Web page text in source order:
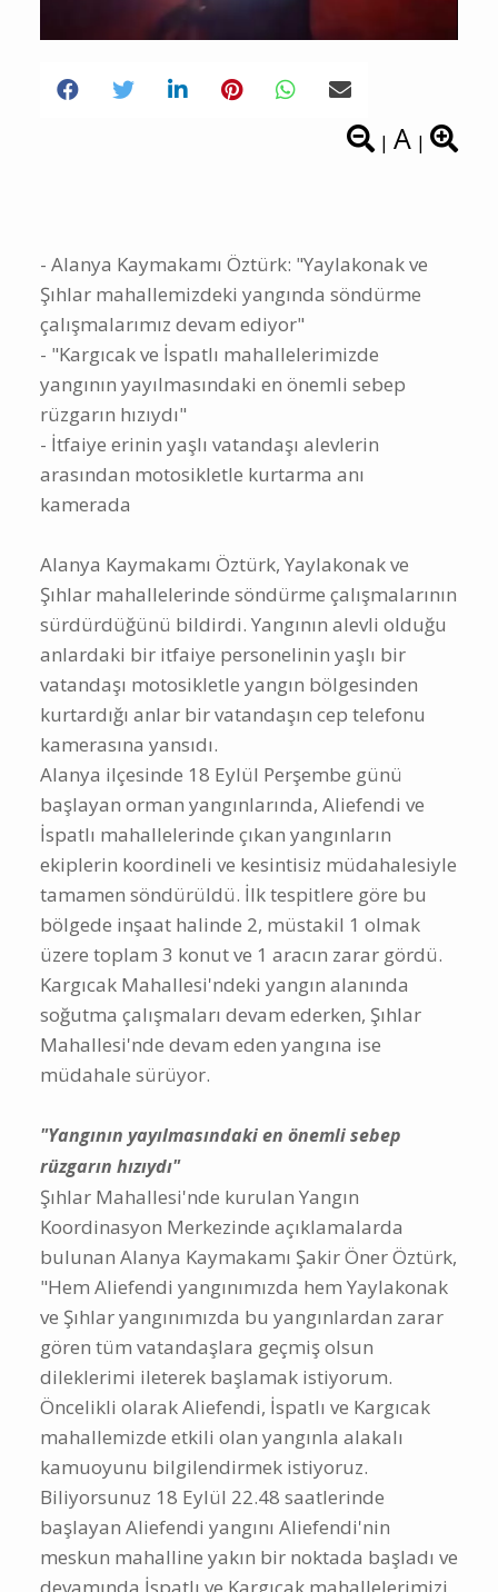
| A |
- Alanya Kaymakamı Öztürk: "Yaylakonak ve
Şıhlar mahallemizdeki yangında söndürme
çalışmalarımız devam ediyor"
- "Kargıcak ve İspatlı mahallelerimizde
yangının yayılmasındaki en önemli sebep
rüzgarın hızıydı"
- İtfaiye erinin yaşlı vatandaşı alevlerin
arasından motosikletle kurtarma anı
kamerada
Alanya Kaymakamı Öztürk, Yaylakonak ve
Şıhlar mahallelerinde söndürme çalışmalarının
sürdürdüğünü bildirdi. Yangının alevli olduğu
anlardaki bir itfaiye personelinin yaşlı bir
vatandaşı motosikletle yangın bölgesinden
kurtardığı anlar bir vatandaşın cep telefonu
kamerasına yansıdı.
Alanya ilçesinde 18 Eylül Perşembe günü
başlayan orman yangınlarında, Aliefendi ve
İspatlı mahallelerinde çıkan yangınların
ekiplerin koordineli ve kesintisiz müdahalesiyle
tamamen söndürüldü. İlk tespitlere göre bu
bölgede inşaat halinde 2, müstakil 1 olmak
üzere toplam 3 konut ve 1 aracın zarar gördü.
Kargıcak Mahallesi'ndeki yangın alanında
soğutma çalışmaları devam ederken, Şıhlar
Mahallesi'nde devam eden yangına ise
müdahale sürüyor.
"Yangının yayılmasındaki en önemli sebep
rüzgarın hızıydı"
Şıhlar Mahallesi'nde kurulan Yangın
Koordinasyon Merkezinde açıklamalarda
bulunan Alanya Kaymakamı Şakir Öner Öztürk,
"Hem Aliefendi yangınımızda hem Yaylakonak
ve Şıhlar yangınımızda bu yangınlardan zarar
gören tüm vatandaşlara geçmiş olsun
dileklerimi ileterek başlamak istiyorum.
Öncelikli olarak Aliefendi, İspatlı ve Kargıcak
mahallemizde etkili olan yangınla alakalı
kamuoyunu bilgilendirmek istiyoruz.
Biliyorsunuz 18 Eylül 22.48 saatlerinde
başlayan Aliefendi yangını Aliefendi'nin
meskun mahalline yakın bir noktada başladı ve